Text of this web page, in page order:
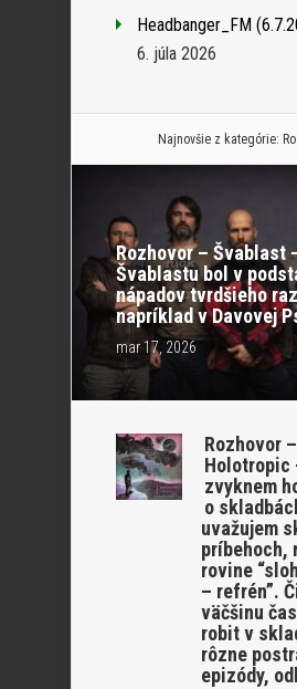
Headbanger_FM
6. júla 2026
Najnovšie z kategórie:
Rozhovor – Švablast
Švablastu bol v
nápadov tvrdšieho
napríklad v Davovej
mar 17, 2026
Rozhovor –
Holotropic
zvyknem
o
uvažujem
príbehoch,
rovine
– refrén”.
väčšinu
robit v
rôzne
epizódy,